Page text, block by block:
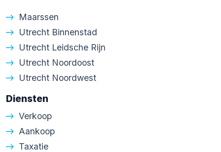
Maarssen
Utrecht Binnenstad
Utrecht Leidsche Rijn
Utrecht Noordoost
Utrecht Noordwest
Diensten
Verkoop
Aankoop
Taxatie